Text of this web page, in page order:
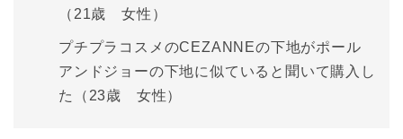
（21歳 女性）
プチプラコスメのCEZANNEの下地がポール
アンドジョーの下地に似ていると聞いて購入し
た（23歳 女性）